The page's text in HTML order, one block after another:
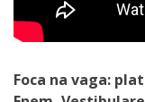
Foca na vaga: